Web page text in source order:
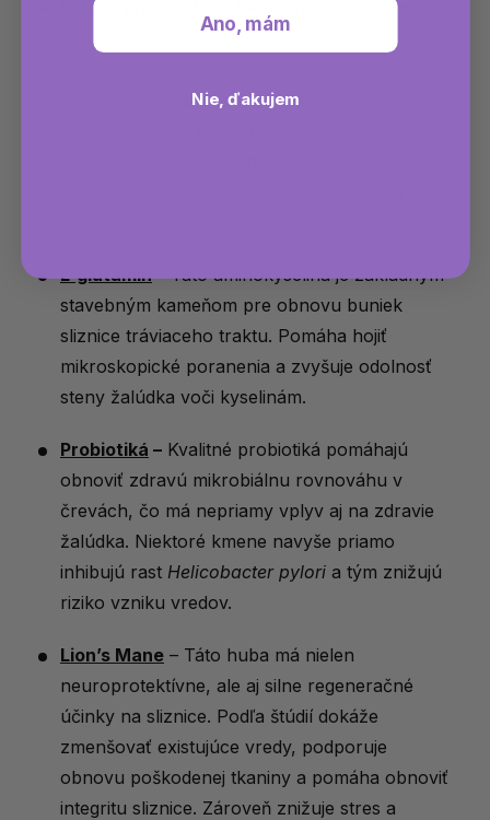
Sladké drievko (DGL)
Deglycyrrhizovaný
extrakt zo sladkého drievka (DGL) je upravená
bola odstránená zložka spôsobujúca zvýšený
L-glutamín–Táto aminokyselina je základným
stavebným kameňom pre obnovu buniek
sliznice tráviaceho traktu. Pomáha hojiť
mikroskopické poranenia a zvyšuje odolnosť
steny žalúdka voči kyselinám.
Probiotiká – Kvalitné probiotiká pomáhajú
obnoviť zdravú mikrobiálnu rovnováhu v
črevách, čo má nepriamy vplyv aj na zdravie
žalúdka. Niektoré kmene navyše priamo
inhibujú rast Helicobacter pylori a tým znižujú
riziko vzniku vredov.
Lion’s Mane – Táto huba má nielen
neuroprotektívne, ale aj silne regeneračné
účinky na sliznice. Podľa štúdií dokáže
zmenšovať existujúce vredy, podporuje
obnovu poškodenej tkaniny a pomáha obnoviť
integritu sliznice. Zároveň znižuje stres a
Ano, mám
Nie, ďakujem